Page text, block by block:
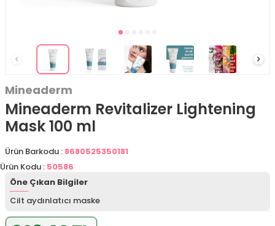
Mineaderm
Mineaderm Revitalizer Lightening
Mask 100 ml
Ürün Barkodu : 8680525350181
Ürün Kodu : 50586
Öne Çıkan Bilgiler
Cilt aydınlatıcı maske